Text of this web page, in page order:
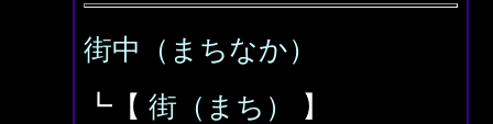
街中（まちなか）
┗【 街（まち） 】